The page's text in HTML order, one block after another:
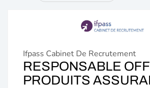
Ifpass Cabinet De Recrutement
RESPONSABLE
PRODUITS